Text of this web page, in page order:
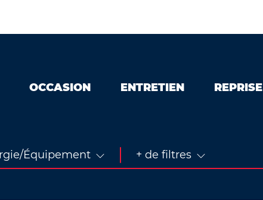
OCCASION ENTRETIEN REPRISE
Équipement + de filtres